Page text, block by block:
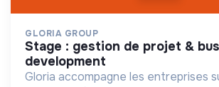
GLORIA GROUP
stage : gestion de projet & business
development
Gloria accompagne les entreprises